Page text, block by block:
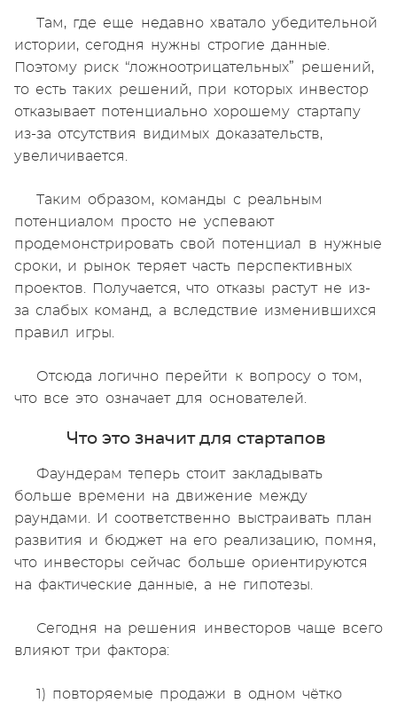
Там, где еще недавно хватало убедительной
истории, сегодня нужны строгие данные.
Поэтому риск “ложноотрицательных” решений,
то есть таких решений, при которых инвестор
отказывает потенциально хорошему стартапу
из-за отсутствия видимых доказательств,
увеличивается.
Таким образом, команды с реальным
потенциалом просто не успевают
продемонстрировать свой потенциал в нужные
сроки, и рынок теряет часть перспективных
проектов. Получается, что отказы растут не из-
за слабых команд, а вследствие изменившихся
правил игры.
Отсюда логично перейти к вопросу о том,
что все это означает для основателей.
Что это значит для стартапов
Фаундерам теперь стоит закладывать
больше времени на движение между
раундами. И соответственно выстраивать план
развития и бюджет на его реализацию, помня,
что инвесторы сейчас больше ориентируются
на фактические данные, а не гипотезы.
Сегодня на решения инвесторов чаще всего
влияют три фактора:
1) повторяемые продажи в одном чётко